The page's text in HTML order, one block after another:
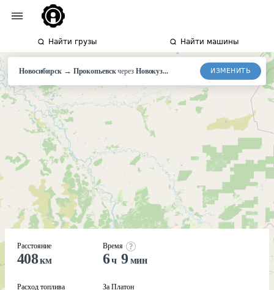
Найти грузы Найти машины
Новосибирск→ Прокопьевск через Новокуз... ИЗМЕНИТЬ
Расстояние
408км
Расход топлива
Время
6ч 9мин
За Платон